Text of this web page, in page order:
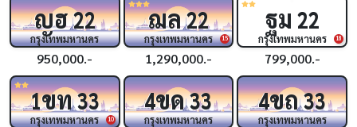
ญฮ22
กรุงเทพมหานคร
950,000.-
15
ฌล22
กรุงเทพมหานคร
1,290,000.-
18
ฐม 22
กรุงเทพมหานคร
799,000.-
10
1ขท33
กรุงเทพมหานคร
4ขด33
กรุงเทพมหานคร
4ขถ33
กรุงเทพมหานคร